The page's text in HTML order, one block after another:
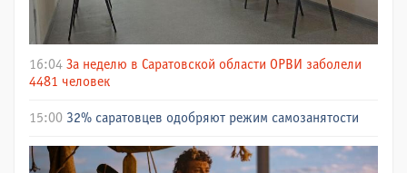
16:04 За неделю в Саратовской области ОРВИ заболели
4481 человек
15:00 32% саратовцев одобряют режим самозанятости